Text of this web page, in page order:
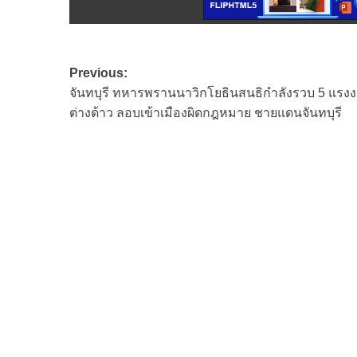
Post
navigation
Previous:
จันทบุรี ทหารพรานนาวิกโยธินสนธิกำลังรวบ 5 แรง
ต่างด้าว ลอบเข้าเมืองผิดกฎหมาย ชายแดนจันทบุรี